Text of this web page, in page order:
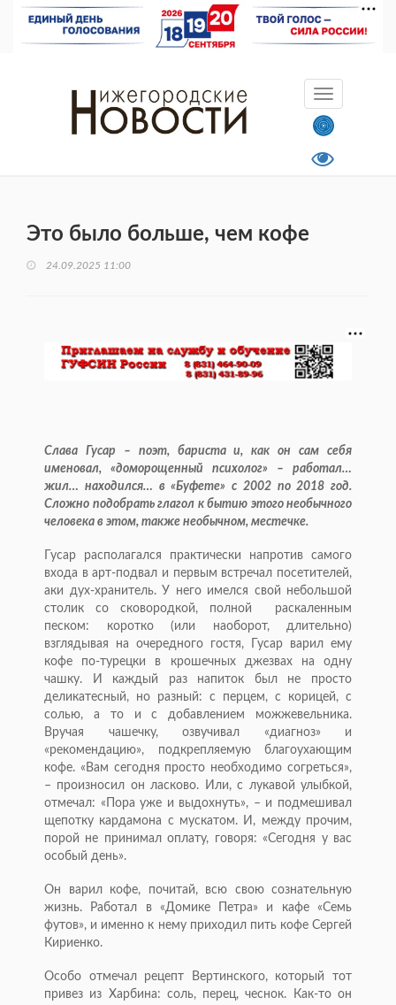
Это было больше, чем кофе
24.09.2025 11:00
Слава Гусар – поэт, бариста и, как он сам себя
именовал, «доморощенный психолог» – работал…
жил… находился… в «Буфете» с 2002 по 2018 год.
Сложно подобрать глагол к бытию этого необычного
человека в этом, также необычном, местечке.
Гусар располагался практически напротив самого
входа в арт-подвал и первым встречал посетителей,
аки дух-хранитель. У него имелся свой небольшой
столик со сковородкой, полной раскаленным
песком: коротко (или наоборот, длительно)
взглядывая на очередного гостя, Гусар варил ему
кофе по-турецки в крошечных джезвах на одну
чашку. И каждый раз напиток был не просто
деликатесный, но разный: с перцем, с корицей, с
солью, а то и с добавлением можжевельника.
Вручая чашечку, озвучивал «диагноз» и
«рекомендацию», подкрепляемую благоухающим
кофе. «Вам сегодня просто необходимо согреться»,
– произносил он ласково. Или, с лукавой улыбкой,
отмечал: «Пора уже и выдохнуть», – и подмешивал
щепотку кардамона с мускатом. И, между прочим,
порой не принимал оплату, говоря: «Сегодня у вас
особый день».
Он варил кофе, почитай, всю свою сознательную
жизнь. Работал в «Домике Петра» и кафе «Семь
футов», и именно к нему приходил пить кофе Сергей
Кириенко.
Особо отмечал рецепт Вертинского, который тот
привез из Харбина: соль, перец, чеснок. Как-то он